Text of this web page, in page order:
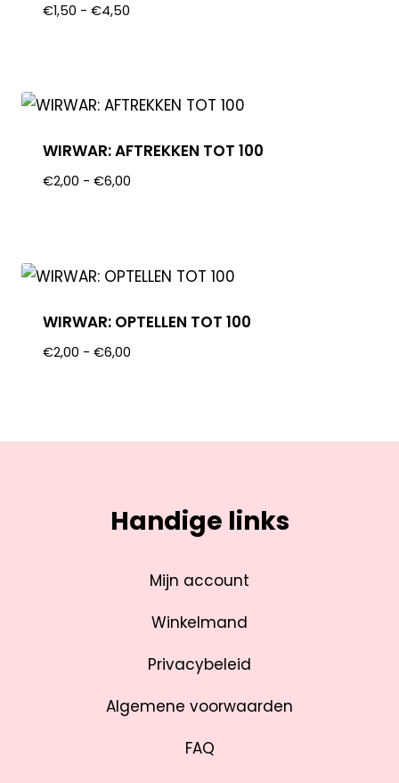
€1,50 - €4,50
WIRWAR: AFTREKKEN TOT 100
€2,00 - €6,00
WIRWAR: OPTELLEN TOT 100
€2,00 - €6,00
Handige links
Mijn account
Winkelmand
Privacybeleid
Algemene voorwaarden
FAQ